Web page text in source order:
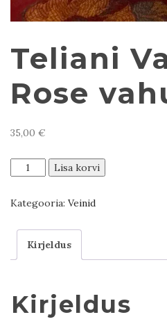
Teliani
Rose
35,00 €
Teliani
Valley
vahuvein
Lisa korvi
Kategooria: Veinid
Kirjeldus
Kirjeldus